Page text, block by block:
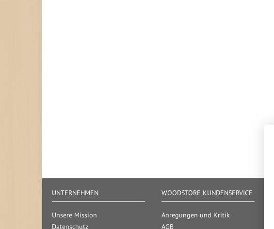
UNTERNEHMEN
Unsere Mission
Datenschutz
WOODSTORE KUNDENSERVICE
Anregungen und Kritik
AGB